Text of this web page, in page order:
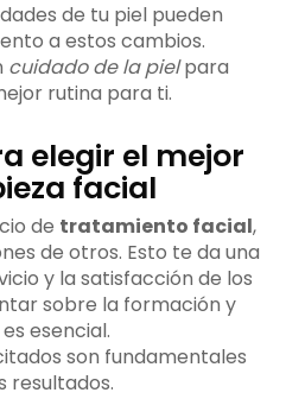
de tu piel pueden
a estos cambios.
cuidado de la pielpara
rutina para ti.
elegir el mejor
facial
de tratamiento facial,
de otros. Esto te da una
y la satisfacción de los
sobre la formación y
esencial.
son fundamentales
resultados.